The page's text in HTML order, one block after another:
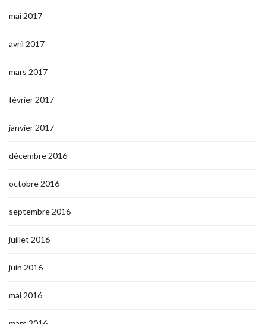
mai 2017
avril 2017
mars 2017
février 2017
janvier 2017
décembre 2016
octobre 2016
septembre 2016
juillet 2016
juin 2016
mai 2016